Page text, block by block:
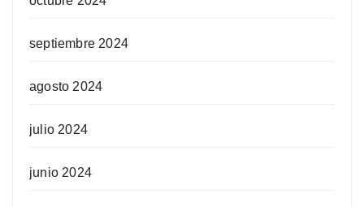
septiembre 2024
agosto 2024
julio 2024
junio 2024